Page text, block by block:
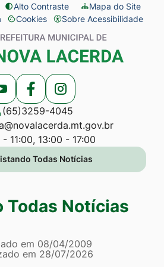
Alto Contraste
Mapa do Site
Cookies
Abrir
preferências
de
cookies
Sobre Acessibilidade
Acessar
a
Rede
Social
Acessar
a
Rede
Social
Acessar
a
Rede
Social
(65)3259-4045
11:00, 13:00 - 17:00
Todas Notícias
Todas Notícias
Todas
em 08/04/2009
em 28/07/2026